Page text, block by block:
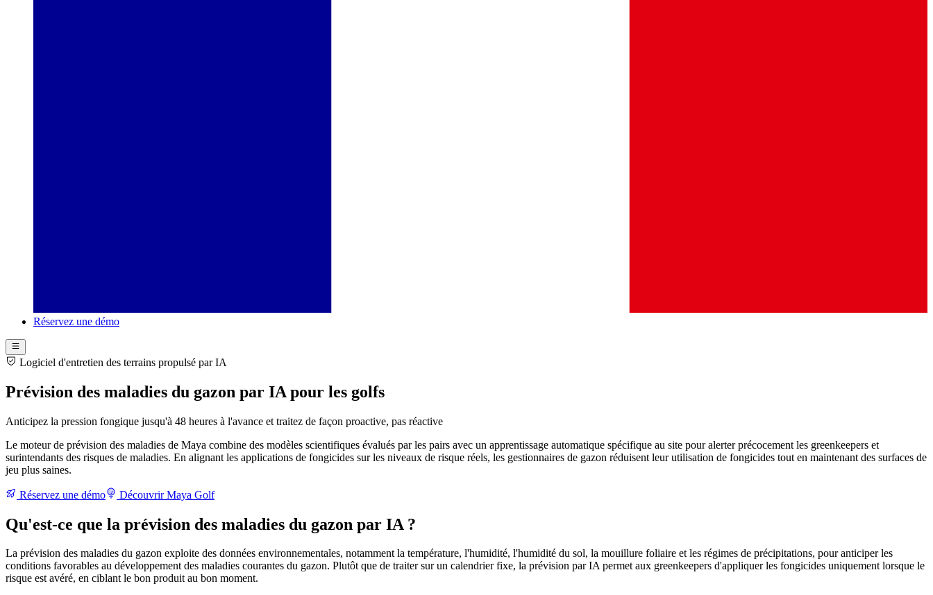
Réservez une démo
Logiciel d'entretien des terrains propulsé par IA
Prévision des maladies du gazon par IA pour les golfs
Anticipez la pression fongique jusqu'à 48 heures à l'avance et traitez de façon proactive, pas réactive
Le moteur de prévision des maladies de Maya combine des modèles scientifiques évalués par les pairs avec un apprentissage automatique spécifique au site pour alerter précocement les greenkeepers et
surintendants des risques de maladies. En alignant les applications de fongicides sur les niveaux de risque réels, les gestionnaires de gazon réduisent leur utilisation de fongicides tout en maintenant des surfaces de
jeu plus saines.
Réservez une démo Découvrir Maya Golf
Qu'est-ce que la prévision des maladies du gazon par IA ?
La prévision des maladies du gazon exploite des données environnementales, notamment la température, l'humidité, l'humidité du sol, la mouillure foliaire et les régimes de précipitations, pour anticiper les
conditions favorables au développement des maladies courantes du gazon. Plutôt que de traiter sur un calendrier fixe, la prévision par IA permet aux greenkeepers d'appliquer les fongicides uniquement lorsque le
risque est avéré, en ciblant le bon produit au bon moment.